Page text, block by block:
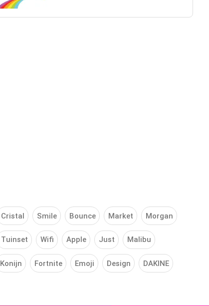
Cristal Smile Bounce Market Morgan
Tuinset Wifi Apple Just Malibu
Konijn Fortnite Emoji Design DAKINE